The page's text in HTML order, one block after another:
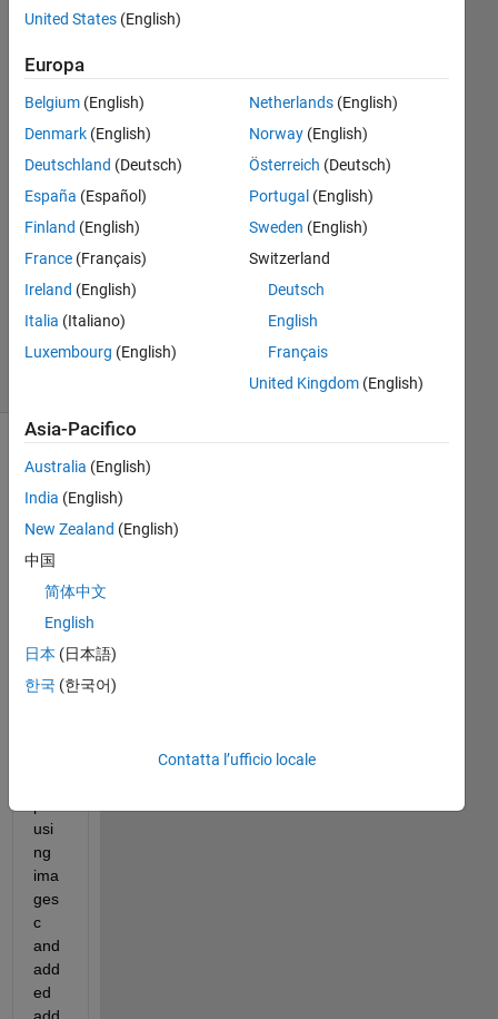
Alex
29 Mar
2022
1
Risposta
Risposta
accettata
Aggiornato
9 Ago
18
Visualizzazioni
Mostra
meno
recenti
e
plot
usi
ng
ima
ges
c
and
add
ed
United States (English)
Europa
Belgium (English)
Denmark (English)
Deutschland (Deutsch)
España (Español)
Finland (English)
France (Français)
Ireland (English)
Italia (Italiano)
Luxembourg (English)
Netherlands(English)
Norway(English)
Österreich (Deutsch)
Portugal (English)
Sweden (English)
Switzerland
Deutsch
English
Français
United Kingdom(English)
Asia-Pacifico
Australia (English)
India (English)
New Zealand (English)
中国
简体中文
English
日本 (日本語)
한국 (한국어)
Contatta l’ufficio locale